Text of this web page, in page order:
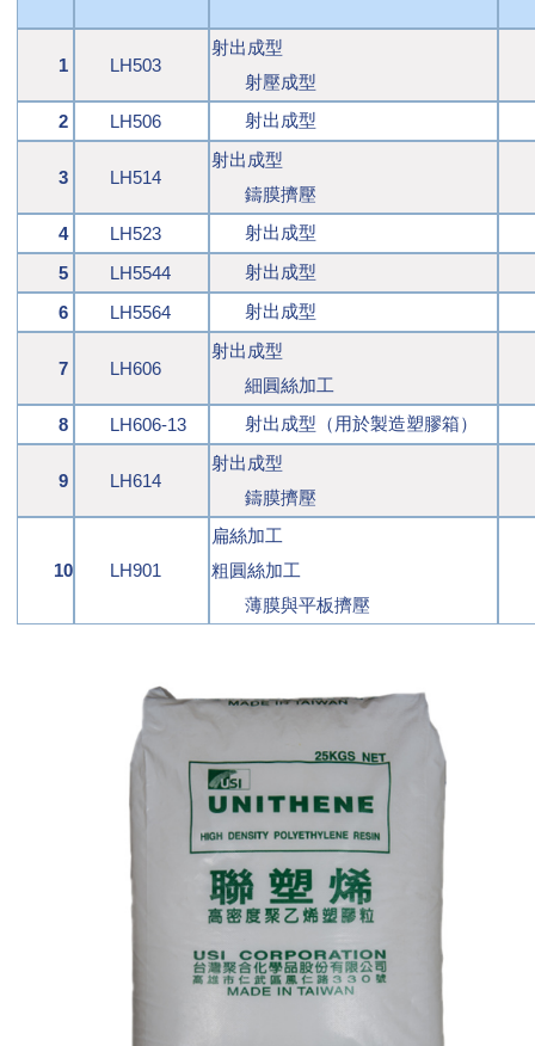
1 LH503
射出成型
射壓成型
2 LH506 射出成型
3 LH514
射出成型
鑄膜擠壓
4 LH523 射出成型
5 LH5544 射出成型
6 LH5564 射出成型
7 LH606
射出成型
細圓絲加工
8 LH606-13 射出成型（用於製造塑膠箱）
9 LH614
射出成型
鑄膜擠壓
10 LH901
扁絲加工
粗圓絲加工
薄膜與平板擠壓